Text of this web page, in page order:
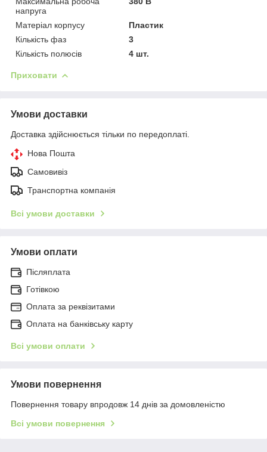
напруга
Матеріал корпусу
Пластик
Кількість фаз
3
Кількість полюсів
4 шт.
Приховати
Умови доставки
Доставка здійснюється тільки по передоплаті.
Нова Пошта
Самовивіз
Транспортна компанія
Всі умови доставки
Умови оплати
Післяплата
Готівкою
Оплата за реквізитами
Оплата на банківську карту
Всі умови оплати
Умови повернення
Повернення товару впродовж 14 днів за домовленістю
Всі умови повернення